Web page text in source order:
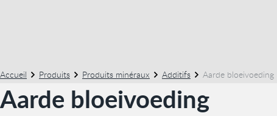
Accueil Produits Produits minéraux Additifs Aarde bloeivoeding
Aarde bloeivoeding